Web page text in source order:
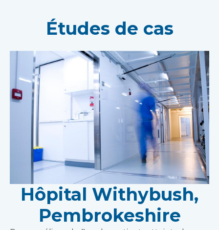
Études de cas
Hôpital Withybush,
Pembrokeshire